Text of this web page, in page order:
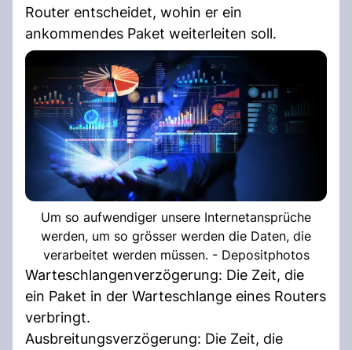
Router entscheidet, wohin er ein
ankommendes Paket weiterleiten soll.
Um so aufwendiger unsere Internetansprüche
werden, um so grösser werden die Daten, die
verarbeitet werden müssen. - Depositphotos
Warteschlangenverzögerung: Die Zeit, die
ein Paket in der Warteschlange eines Routers
verbringt.
Ausbreitungsverzögerung: Die Zeit, die